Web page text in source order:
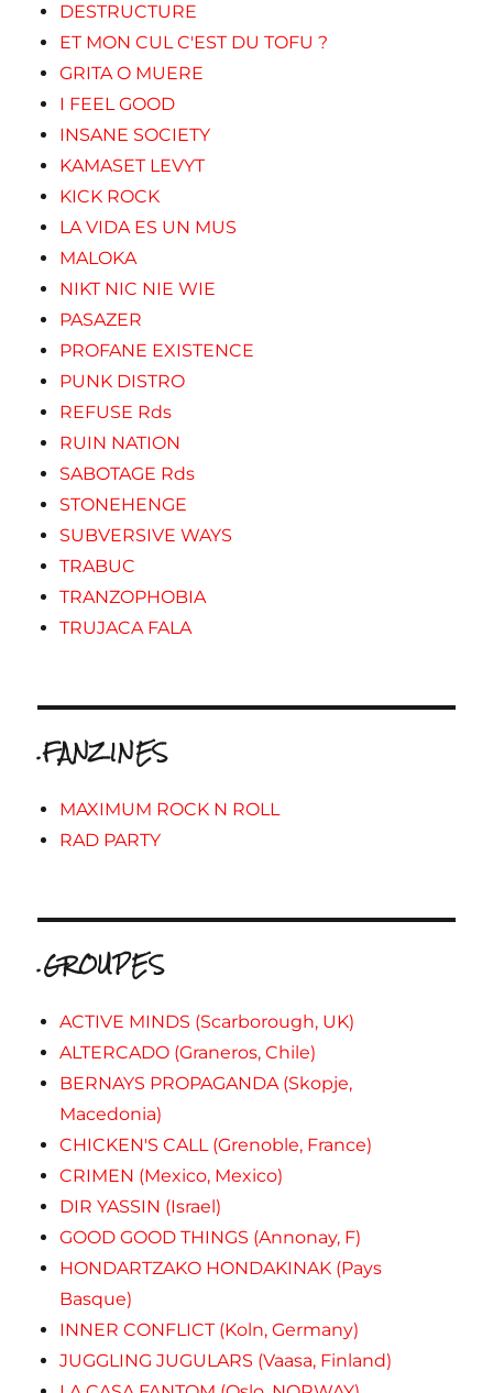
DESTRUCTURE
ET MON CUL C'EST DU TOFU ?
GRITA O MUERE
I FEEL GOOD
INSANE SOCIETY
KAMASET LEVYT
KICK ROCK
LA VIDA ES UN MUS
MALOKA
NIKT NIC NIE WIE
PASAZER
PROFANE EXISTENCE
PUNK DISTRO
REFUSE Rds
RUIN NATION
SABOTAGE Rds
STONEHENGE
SUBVERSIVE WAYS
TRABUC
TRANZOPHOBIA
TRUJACA FALA
.FANZINES
MAXIMUM ROCK N ROLL
RAD PARTY
.GROUPES
ACTIVE MINDS (Scarborough, UK)
ALTERCADO (Graneros, Chile)
BERNAYS PROPAGANDA (Skopje,
Macedonia)
CHICKEN'S CALL (Grenoble, France)
CRIMEN (Mexico, Mexico)
DIR YASSIN (Israel)
GOOD GOOD THINGS (Annonay, F)
HONDARTZAKO HONDAKINAK (Pays
Basque)
INNER CONFLICT (Koln, Germany)
JUGGLING JUGULARS (Vaasa, Finland)